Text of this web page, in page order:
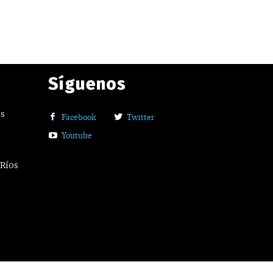
Síguenos
Facebook
Twitter
Youtube